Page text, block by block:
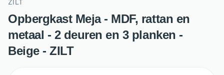
ZILT
Opbergkast Meja - MDF, rattan en
metaal - 2 deuren en 3 planken -
Beige - ZILT